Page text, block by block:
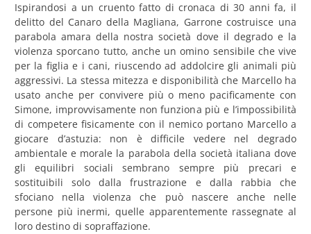
Ispirandosi a un cruento fatto di cronaca di 30 anni fa, il
delitto del Canaro della Magliana, Garrone costruisce una
parabola amara della nostra società dove il degrado e la
violenza sporcano tutto, anche un omino sensibile che vive
per la figlia e i cani, riuscendo ad addolcire gli animali più
aggressivi. La stessa mitezza e disponibilità che Marcello ha
usato anche per convivere più o meno pacificamente con
Simone, improvvisamente non funziona più e l’impossibilità
di competere fisicamente con il nemico portano Marcello a
giocare d’astuzia: non è difficile vedere nel degrado
ambientale e morale la parabola della società italiana dove
gli equilibri sociali sembrano sempre più precari e
sostituibili solo dalla frustrazione e dalla rabbia che
sfociano nella violenza che può nascere anche nelle
persone più inermi, quelle apparentemente rassegnate al
loro destino di sopraffazione.